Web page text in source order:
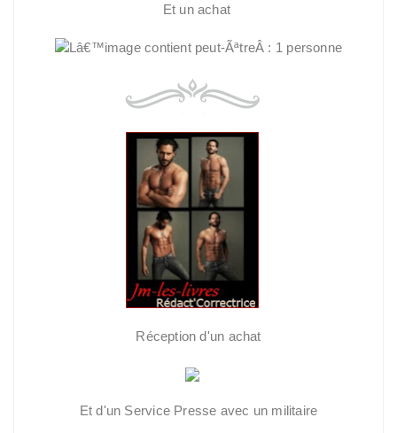
Et un achat
Réception d'un achat
Et d'un Service Presse avec un militaire